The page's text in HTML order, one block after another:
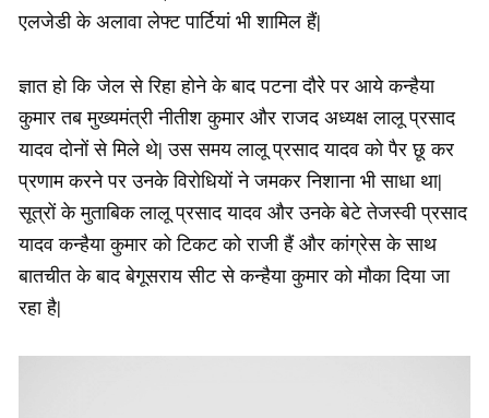
एलजेडी के अलावा लेफ्ट पार्टियां भी शामिल हैं|
ज्ञात हो कि जेल से रिहा होने के बाद पटना दौरे पर आये कन्हैया
कुमार तब मुख्यमंत्री नीतीश कुमार और राजद अध्यक्ष लालू प्रसाद
यादव दोनों से मिले थे| उस समय लालू प्रसाद यादव को पैर छू कर
प्रणाम करने पर उनके विरोधियों ने जमकर निशाना भी साधा था|
सूत्रों के मुताबिक लालू प्रसाद यादव और उनके बेटे तेजस्वी प्रसाद
यादव कन्हैया कुमार को टिकट को राजी हैं और कांग्रेस के साथ
बातचीत के बाद बेगूसराय सीट से कन्हैया कुमार को मौका दिया जा
रहा है|